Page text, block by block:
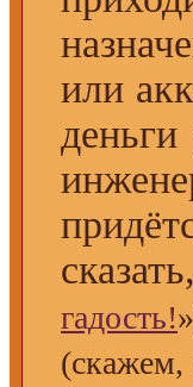
или
гадость!
(скажем,